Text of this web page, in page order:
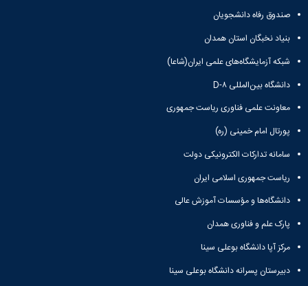
صندوق رفاه دانشجویان
بنیاد نخبگان استان همدان
شبکه آزمایشگاه‌های علمی ایران(شاعا)
دانشگاه بین‌المللی D-۸
معاونت علمی فناوری ریاست جمهوری
پورتال امام خمینی (ره)
سامانه تدارکات الکترونیکی دولت
ریاست جمهوری اسلامی ایران
دانشگاه‌ها و مؤسسات آموزش عالی
پارک علم و فناوری همدان
مرکز آپا دانشگاه بوعلی سینا
دبیرستان پسرانه دانشگاه بوعلی سینا